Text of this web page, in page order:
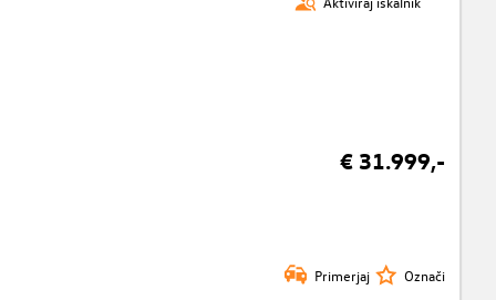
€ 31.999,-
Primerjaj Označi